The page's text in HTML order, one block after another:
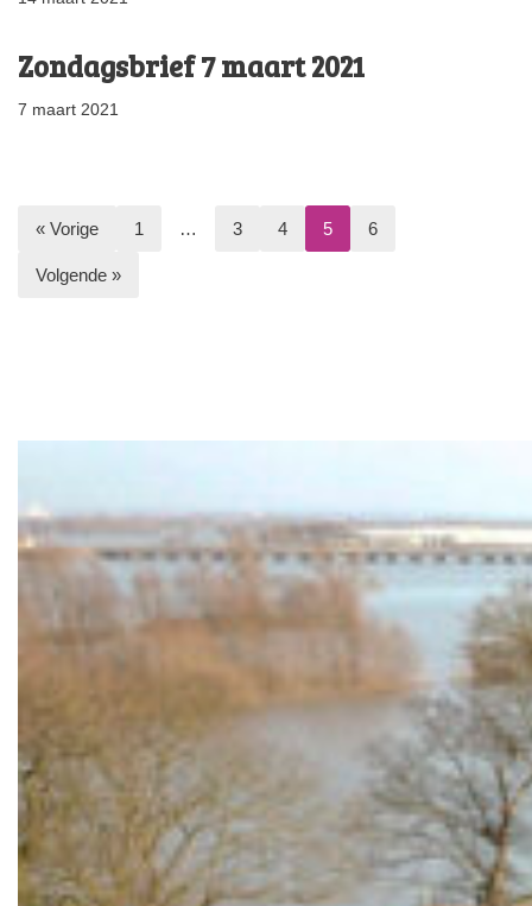
Zondagsbrief 7 maart 2021
7 maart 2021
« Vorige 1 … 3 4 5 6
Volgende »